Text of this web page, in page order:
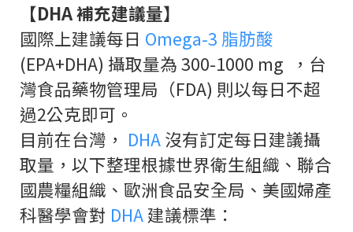
【DHA 補充建議量】
國際上建議每日 Omega-3 脂肪酸
(EPA+DHA) 攝取量為 300-1000 mg ，台
灣食品藥物管理局（FDA) 則以每日不超
過2公克即可。
目前在台灣， DHA沒有訂定每日建議攝
取量，以下整理根據世界衛生組織、聯合
國農糧組織、歐洲食品安全局、美國婦產
科醫學會對 DHA建議標準：